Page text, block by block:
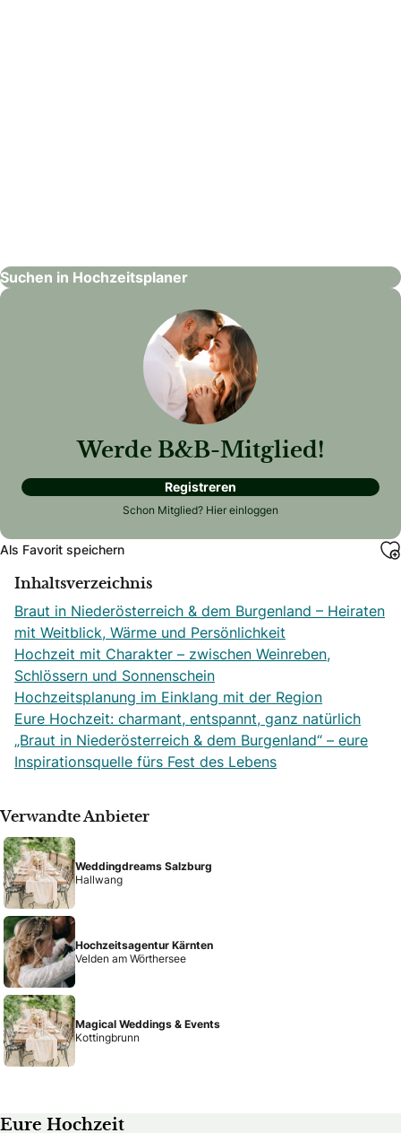
Suchen in Hochzeitsplaner
Werde B&B-Mitglied!
Registreren
Schon Mitglied? Hier einloggen
Als Favorit speichern
Inhaltsverzeichnis
Braut in Niederösterreich & dem Burgenland – Heiraten
mit Weitblick, Wärme und Persönlichkeit
Hochzeit mit Charakter – zwischen Weinreben,
Schlössern und Sonnenschein
Hochzeitsplanung im Einklang mit der Region
Eure Hochzeit: charmant, entspannt, ganz natürlich
„Braut in Niederösterreich & dem Burgenland“ – eure
Inspirationsquelle fürs Fest des Lebens
Verwandte Anbieter
Weddingdreams Salzburg
Hallwang
Hochzeitsagentur Kärnten
Velden am Wörthersee
Magical Weddings & Events
Kottingbrunn
Eure Hochzeit